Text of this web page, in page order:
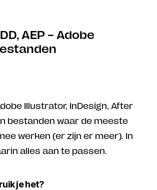
AEP – Adobe
Illustrator, InDesign, After
bestanden waar de meeste
werken (er zijn er meer). In
alles aan te passen.
je het?